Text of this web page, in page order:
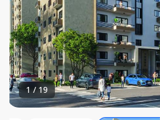
1/19